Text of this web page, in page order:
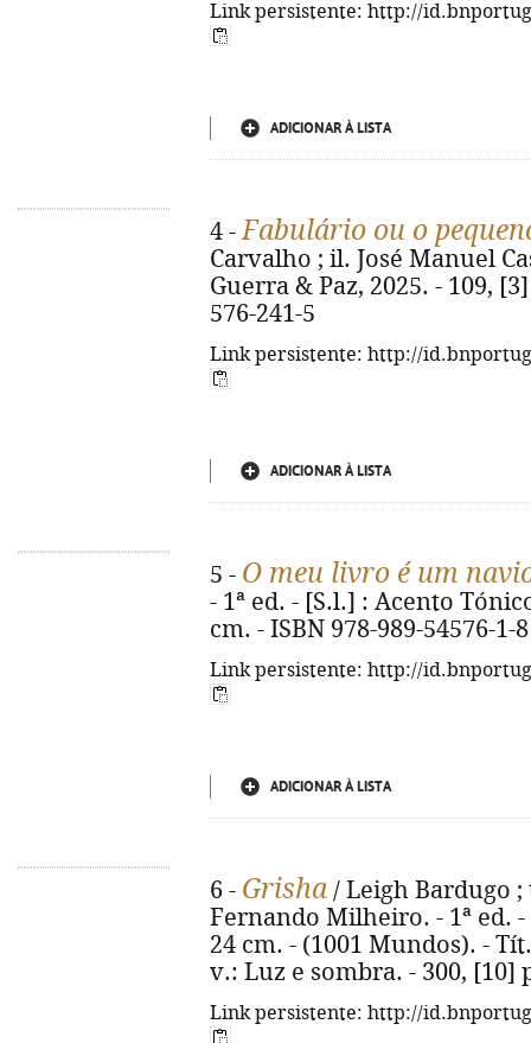
Link persistente: http://
ADICIONAR À LISTA
4 -Fabulário ou o
Carvalho ; il. José Manuel
Guerra & Paz, 2025. - 109,
576-241-5
Link persistente: http://
ADICIONAR À LISTA
5 - O meu livro é um
- 1ª ed. - [S.l.] : Acento
cm. - ISBN 978-989-54576-1-8
Link persistente: http://
ADICIONAR À LISTA
6 - Grisha / Leigh Bardugo
Fernando Milheiro. - 1ª ed.
24 cm. - (1001 Mundos). -
v.: Luz e sombra. - 300, [10]
Link persistente: http://